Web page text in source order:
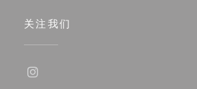
关注我们